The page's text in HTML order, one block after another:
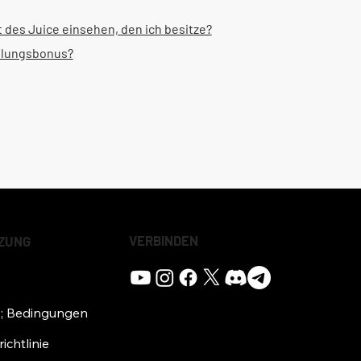
Juice einsehen, den ich besitze?
Bedingungen
VERBINDEN